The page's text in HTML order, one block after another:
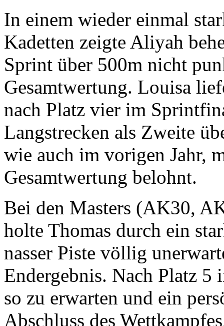
In einem wieder einmal
Kadetten zeigte Aliyah
Sprint über 500m nicht
Gesamtwertung. Louisa
nach Platz vier im
Langstrecken als Zweite
wie auch im vorigen Jahr,
Gesamtwertung belohnt.
Bei den Masters (AK30,
holte Thomas durch ein
nasser Piste völlig
Endergebnis. Nach Platz
so zu erwarten und ein
Abschluss des